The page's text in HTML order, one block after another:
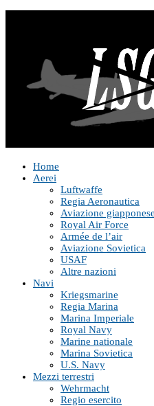
Home
Aerei
Luftwaffe
Regia Aeronautica
Aviazione giapponese
Royal Air Force
Armée de l’air
Aviazione Sovietica
USAF
Altre nazioni
Navi
Kriegsmarine
Regia Marina
Marina Imperiale
Royal Navy
Marine nationale
Marina Sovietica
U.S. Navy
Mezzi terrestri
Wehrmacht
Regio esercito